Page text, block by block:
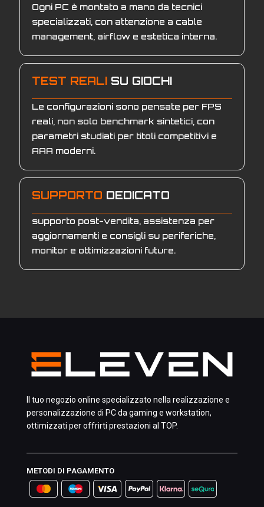
Ogni PC è montato a mano da tecnici
specializzati, con attenzione a cable
management, airflow e estetica interna.
TEST REALI SU GIOCHI
Le configurazioni sono pensate per FPS
reali, non solo benchmark sintetici, con
parametri studiati per titoli competitivi e
AAA moderni.
SUPPORTO DEDICATO
supporto post-vendita, assistenza per
aggiornamenti e consigli su periferiche,
monitor e ottimizzazioni future.
Il tuo negozio online specializzato nella realizzazione e
personalizzazione di PC da gaming e workstation,
ottimizzati per offrirti prestazioni al TOP.
METODI DI PAGAMENTO